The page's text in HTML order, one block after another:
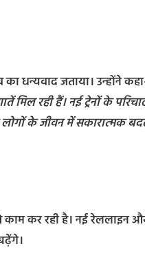
का धन्यवाद जताया। उन्होंने
मिल रही हैं। नई ट्रेनों के
के जीवन में सकारात्मक
कर रही है। नई रेललाइन